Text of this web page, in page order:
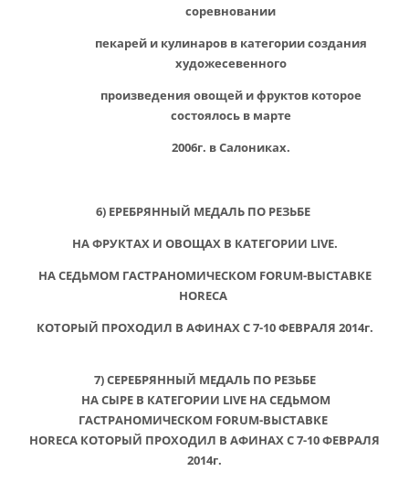
соревновании
пекарей и кулинаров в категории создания
художесевенного
произведения овощей и фруктов которое
состоялось в марте
2006г. в Салониках.
6) ЕРЕБРЯННЫЙ МЕДАЛЬ ПО РЕЗЬБЕ
НА ФРУКТАХ И ОВОЩАХ В КАТЕГОРИИ LIVE.
НА СЕДЬМОМ ГАСТРАНОМИЧЕСКОМ FORUM-ВЫСТАВКЕ
HORECA
КОТОРЫЙ ПРОХОДИЛ В АФИНАХ С 7-10 ФЕВРАЛЯ 2014г.
7) СЕРЕБРЯННЫЙ МЕДАЛЬ ПО РЕЗЬБЕ
НА СЫРЕ В КАТЕГОРИИ LIVE НА СЕДЬМОМ
ГАСТРАНОМИЧЕСКОМ FORUM-ВЫСТАВКЕ
HORECA КОТОРЫЙ ПРОХОДИЛ В АФИНАХ С 7-10 ФЕВРАЛЯ
2014г.